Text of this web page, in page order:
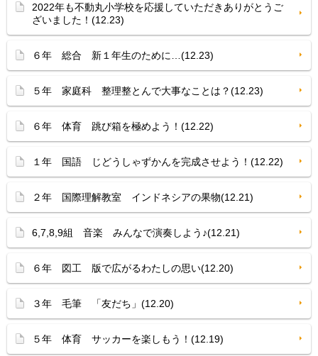
2022年も不動丸小学校を応援していただきありがとうご
ざいました！(12.23)
６年 総合 新１年生のために…(12.23)
５年 家庭科 整理整とんで大事なことは？(12.23)
６年 体育 跳び箱を極めよう！(12.22)
１年 国語 じどうしゃずかんを完成させよう！(12.22)
２年 国際理解教室 インドネシアの果物(12.21)
6,7,8,9組 音楽 みんなで演奏しよう♪(12.21)
６年 図工 版で広がるわたしの思い(12.20)
３年 毛筆 「友だち」(12.20)
５年 体育 サッカーを楽しもう！(12.19)